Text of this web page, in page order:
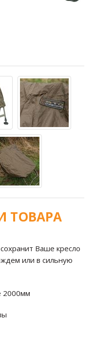
ТОВАРА
Ваше кресло
или в сильную
2000мм